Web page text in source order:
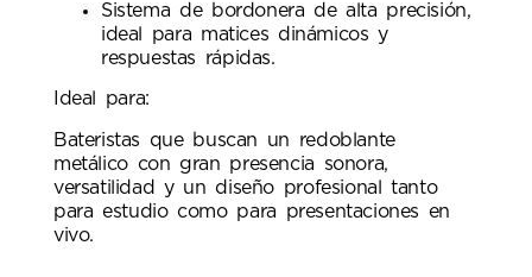
Sistema de bordonera de alta precisión,
ideal para matices dinámicos y
respuestas rápidas.
Ideal para:
Bateristas que buscan un redoblante
metálico con gran presencia sonora,
versatilidad y un diseño profesional tanto
para estudio como para presentaciones en
vivo.